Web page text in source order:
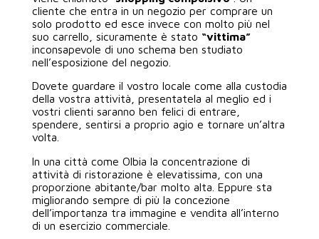
cliente che entra in un negozio per comprare un
solo prodotto ed esce invece con molto più nel
suo carrello, sicuramente è stato “vittima”
inconsapevole di uno schema ben studiato
nell’esposizione del negozio.
Dovete guardare il vostro locale come alla custodia
della vostra attività, presentatela al meglio ed i
vostri clienti saranno ben felici di entrare,
spendere, sentirsi a proprio agio e tornare un’altra
volta.
In una città come Olbia la concentrazione di
attività di ristorazione è elevatissima, con una
proporzione abitante/bar molto alta. Eppure sta
migliorando sempre di più la concezione
dell’importanza tra immagine e vendita all’interno
di un esercizio commerciale.